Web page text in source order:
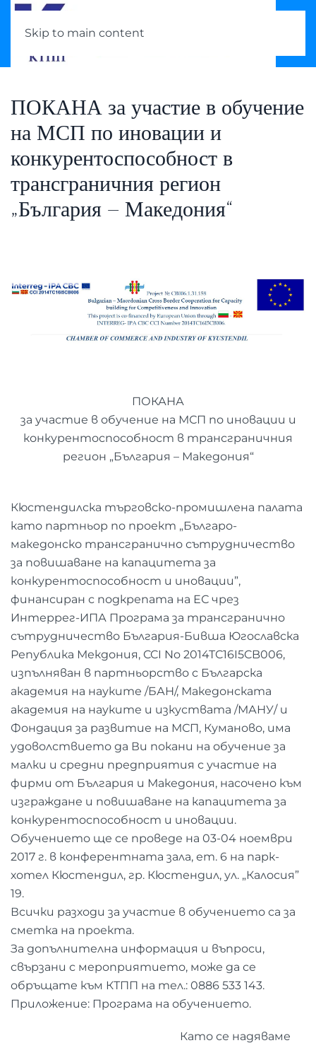
Skip to main content
ПОКАНА за участие в обучение
на МСП по иновации и
конкурентоспособност в
трансграничния регион
„България – Македония“
ПОКАНА
за участие в обучение на МСП по иновации и
конкурентоспособност в трансграничния
регион „България – Македония“
Кюстендилска търговско-промишлена палата
като партньор по проект „Българо-
македонско трансгранично сътрудничество
за повишаване на капацитета за
конкурентоспособност и иновации”,
финансиран с подкрепата на ЕС чрез
Интеррег-ИПА Програма за трансгранично
сътрудничество България-Бивша Югославска
Република Мекдония, CCI No 2014TC16I5CB006,
изпълняван в партньорство с Българска
академия на науките /БАН/, Македонската
академия на науките и изкуствата /МАНУ/ и
Фондация за развитие на МСП, Куманово, има
удоволствието да Ви покани на обучение за
малки и средни предприятия с участие на
фирми от България и Македония, насочено към
изграждане и повишаване на капацитета за
конкурентоспособност и иновации.
Обучението ще се проведе на 03-04 ноември
2017 г. в конферентната зала, ет. 6 на парк-
хотел Кюстендил, гр. Кюстендил, ул. „Калосия”
19.
Всички разходи за участие в обучението са за
сметка на проекта.
За допълнителна информация и въпроси,
свързани с мероприятието, може да се
обръщате към КТПП на тел.: 0886 533 143.
Приложение: Програма на обучението.
Като се надяваме